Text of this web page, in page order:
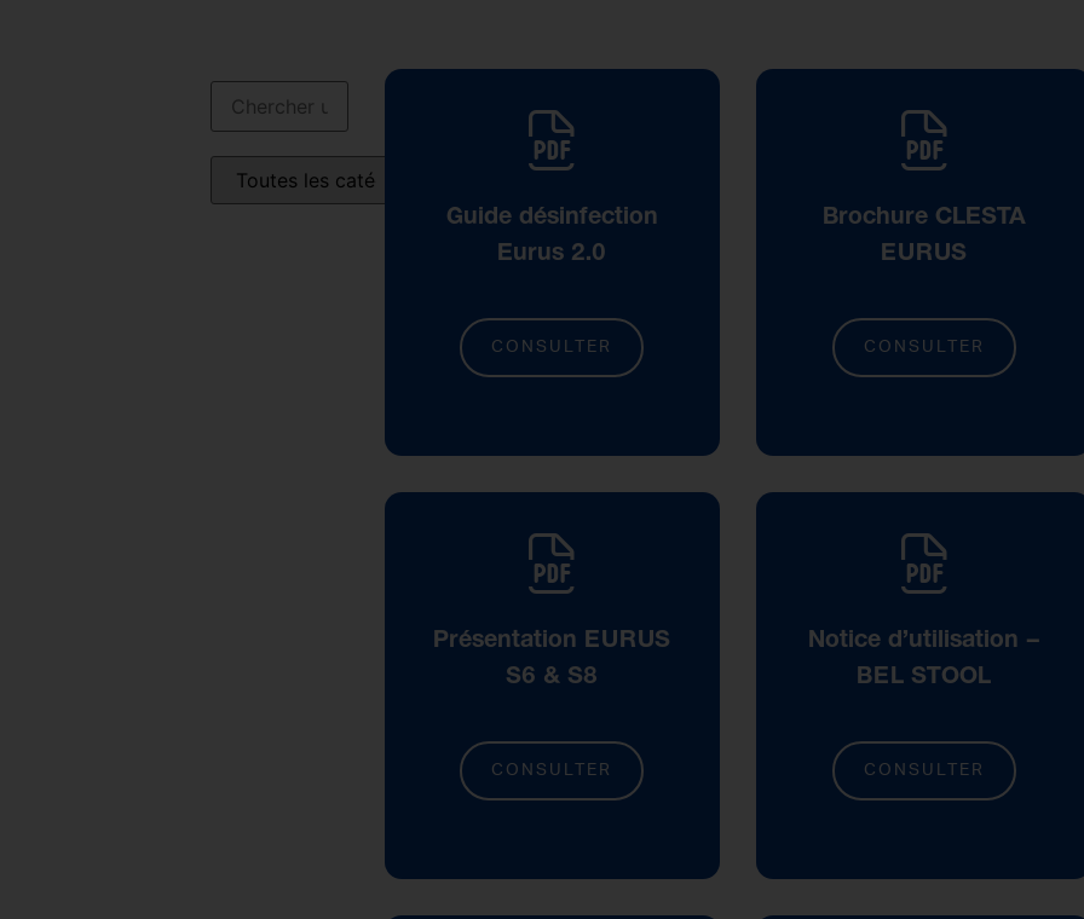
Guide désinfection
Eurus 2.0
CONSULTER
Brochure CLESTA
EURUS
CONSULTER
Présentation EURUS
S6 & S8
CONSULTER
Notice d’utilisation –
BEL STOOL
CONSULTER